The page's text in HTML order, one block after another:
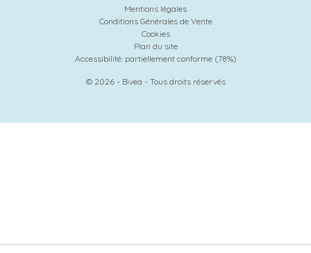
Mentions légales
Conditions Générales de Vente
Cookies
Plan du site
Accessibilité: partiellement conforme (78%)
© 2026 - Bivea - Tous droits réservés